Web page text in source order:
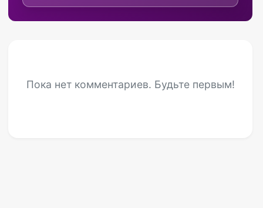
Пока нет комментариев. Будьте первым!